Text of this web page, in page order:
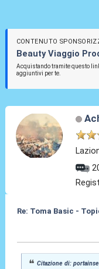
CONTENUTO
Beauty Viaggio
Acquistando tramite questo
aggiuntivi per te.
Re: Toma Basic -
Citazione di: